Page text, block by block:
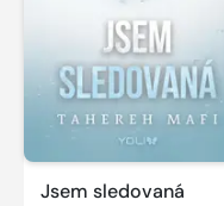
Jsem sledovaná